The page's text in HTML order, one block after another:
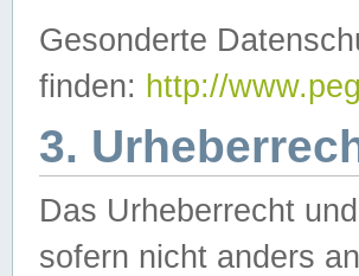
Gesonderte
finden: http://
3.
Das Urheberrecht
sofern nicht anders